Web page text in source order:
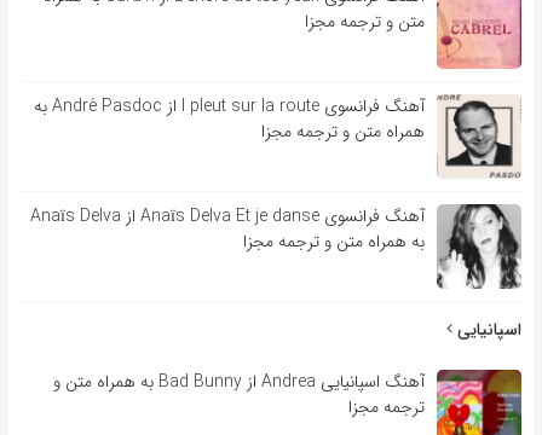
متن و ترجمه مجزا
آهنگ فرانسوی l pleut sur la route از André Pasdoc به
همراه متن و ترجمه مجزا
آهنگ فرانسوی Anaïs Delva Et je danse از Anaïs Delva
به همراه متن و ترجمه مجزا
اسپانیایی
آهنگ اسپانیایی Andrea از Bad Bunny به همراه متن و
ترجمه مجزا